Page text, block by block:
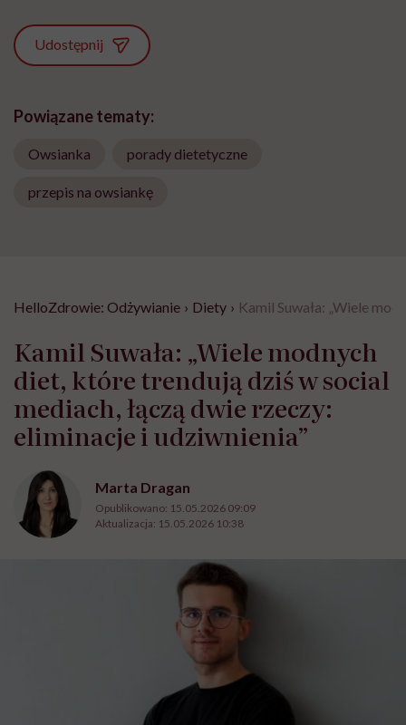
Udostępnij
Powiązane tematy:
Owsianka porady dietetyczne
przepis na owsiankę
HelloZdrowie: Odżywianie › Diety › Kamil Suwała: „Wiele
Kamil Suwała: „Wiele modnych
diet, które trendują dziś w social
mediach, łączą dwie rzeczy:
eliminacje i udziwnienia”
Marta Dragan
Opublikowano: 15.05.2026 09:09
Aktualizacja: 15.05.2026 10:38